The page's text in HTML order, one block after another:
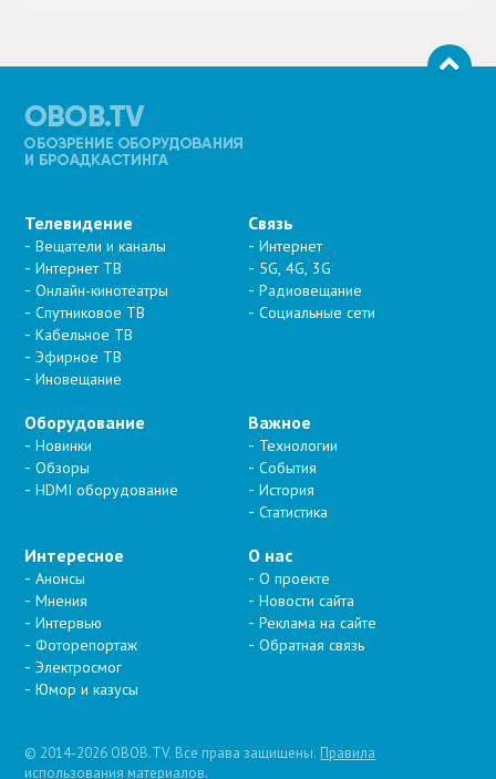
Телевидение
Вещатели и каналы
Интернет ТВ
Онлайн-кинотеатры
Спутниковое ТВ
Кабельное ТВ
Эфирное ТВ
Иновещание
Связь
Интернет
5G, 4G, 3G
Радиовещание
Социальные сети
Оборудование
Новинки
Обзоры
HDMI оборудование
Важное
Технологии
События
История
Статистика
Интересное
Анонсы
Мнения
Интервью
Фоторепортаж
Электросмог
Юмор и казусы
О нас
О проекте
Новости сайта
Реклама на сайте
Обратная связь
© 2014-2026 OBOB.TV. Все права защищены. Правила
использования материалов.